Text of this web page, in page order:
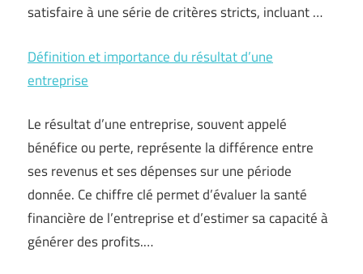
satisfaire à une série de critères stricts, incluant …
Définition et importance du résultat d’une
entreprise
Le résultat d’une entreprise, souvent appelé
bénéfice ou perte, représente la différence entre
ses revenus et ses dépenses sur une période
donnée. Ce chiffre clé permet d’évaluer la santé
financière de l’entreprise et d’estimer sa capacité à
générer des profits.…